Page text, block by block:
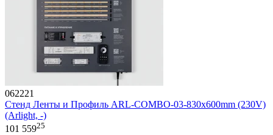
062221
Стенд Ленты и Профиль ARL-COMBO-03-830х600mm (230V)
(Arlight, -)
101 55925